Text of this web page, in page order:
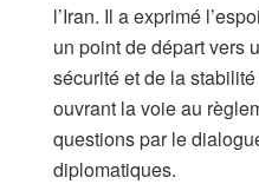
l’Iran. Il a exprimé
un point de départ vers
sécurité et de la
ouvrant la voie au
questions par le
diplomatiques.